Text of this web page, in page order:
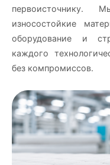
первоисточнику.
износостойкие
оборудование и
каждого
без компромиссов.